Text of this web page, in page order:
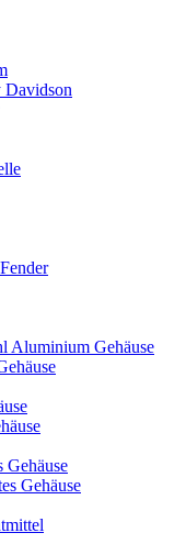
Davidson
Aluminium Gehäuse
Gehäuse
Gehäuse